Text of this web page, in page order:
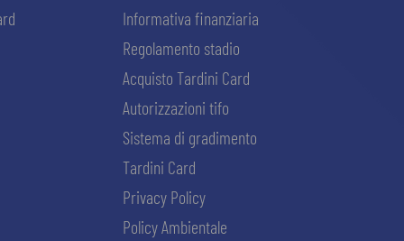
Informativa finanziaria
Regolamento stadio
Acquisto Tardini Card
Autorizzazioni tifo
Sistema di gradimento
Tardini Card
Privacy Policy
Policy Ambientale